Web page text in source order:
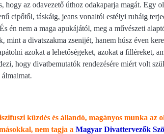
hogy az odavezető úthoz odakaparja magát. Egy
cipőtől, táskáig, jeans vonaltól estélyi ruháig
én nem a maga apukájától, meg a művészeti
mint a divatszakma zsenijét, hanem húsz éven
azokat a lehetőségeket, azokat a filléreket,
hogy divatbemutatók rendezésére miért volt
küzdés és állandó, magányos munka az
nem tagja a Magyar Divattervezők